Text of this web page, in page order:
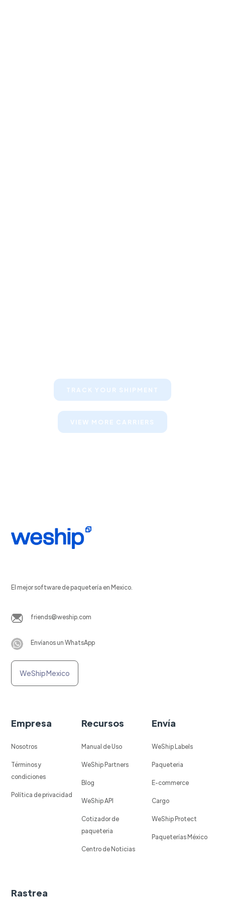
TRACK YOUR SHIPMENT
VIEW MORE CARRIERS
El mejor software de paquetería en Mexico.
friends@weship.com
Envíanos un WhatsApp
WeShip Mexico
Empresa
Nosotros
Términos y
condiciones
Política de privacidad
Recursos
Manual de Uso
WeShip Partners
Blog
WeShip API
Cotizador de
paqueteria
Centro de Noticias
Envía
WeShip Labels
Paqueteria
E-commerce
Cargo
WeShip Protect
Paqueterías México
Rastrea